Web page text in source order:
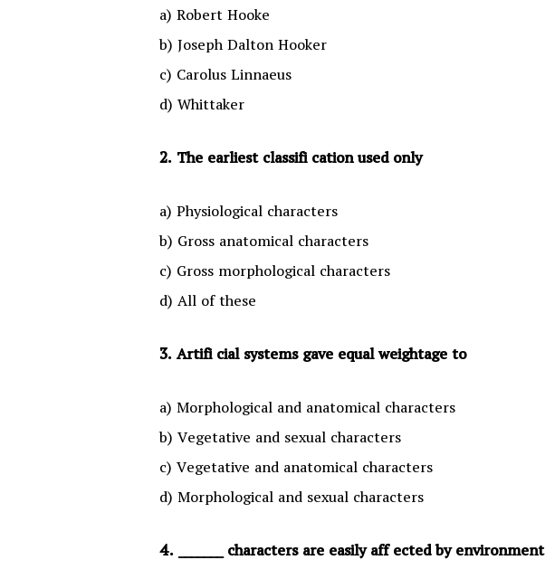
a) Robert Hooke
b) Joseph Dalton Hooker
c) Carolus Linnaeus
d) Whittaker
2. The earliest classifi cation used only
a) Physiological characters
b) Gross anatomical characters
c) Gross morphological characters
d) All of these
3. Artifi cial systems gave equal weightage to
a) Morphological and anatomical characters
b) Vegetative and sexual characters
c) Vegetative and anatomical characters
d) Morphological and sexual characters
4. _______ characters are easily aff ected by environment